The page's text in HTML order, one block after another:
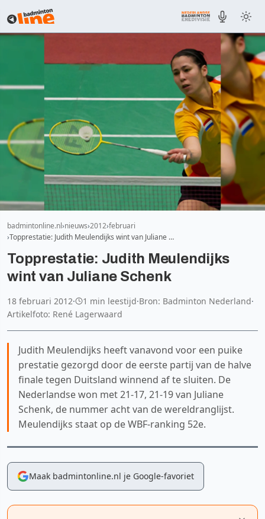
badmintonline.nl nieuws 2012 februari
Topprestatie: Judith Meulendijks wint van Juliane …
Topprestatie: Judith Meulendijks
wint van Juliane Schenk
18 februari 2012· 1 min leestijd·Bron: Badminton Nederland·
Artikelfoto: René Lagerwaard
Judith Meulendijks heeft vanavond voor een puike
prestatie gezorgd door de eerste partij van de halve
finale tegen Duitsland winnend af te sluiten. De
Nederlandse won met 21-17, 21-19 van Juliane
Schenk, de nummer acht van de wereldranglijst.
Meulendijks staat op de WBF-ranking 52e.
Maak badmintonline.nl je Google-favoriet